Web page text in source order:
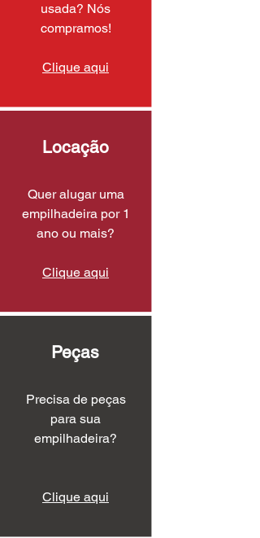
usada? Nós
compramos!
Clique aqui
Locação
Quer alugar uma
empilhadeira por 1
ano ou mais?
Clique aqui
Peças
Precisa de peças
para sua
empilhadeira?
Clique aqui